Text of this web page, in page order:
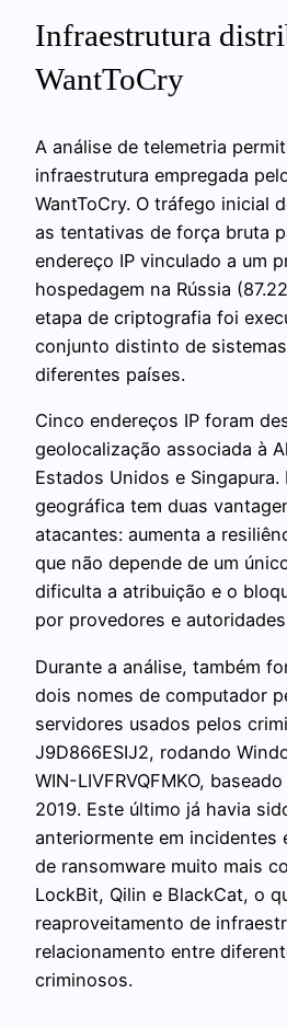
Infraestrutura
WantToCry
A análise de telemetria
infraestrutura empregada
WantToCry. O tráfego inicial
as tentativas de força bruta
endereço IP vinculado a um
hospedagem na Rússia
etapa de criptografia foi
conjunto distinto de
diferentes países.
Cinco endereços IP foram
geolocalização associada à
Estados Unidos e
geográfica tem duas
atacantes: aumenta a
que não depende de um
dificulta a atribuição e o
por provedores e
Durante a análise, também
dois nomes de computador
servidores usados pelos
J9D866ESIJ2, rodando
WIN-LIVFRVQFMKO,
2019. Este último já havia
anteriormente em incidentes
de ransomware muito mais
LockBit, Qilin e BlackCat, o
reaproveitamento de
relacionamento entre
criminosos.